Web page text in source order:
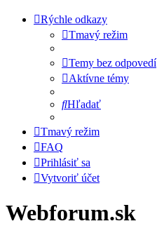
Rýchle odkazy
Tmavý režim
Temy bez odpovedí
Aktívne témy
Hľadať
Tmavý režim
FAQ
Prihlásiť sa
Vytvoriť účet
Webforum.sk